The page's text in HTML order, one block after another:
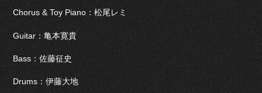
Chorus & Toy Piano：松尾レミ
Guitar：亀本寛貴
Bass：佐藤征史
Drums：伊藤大地